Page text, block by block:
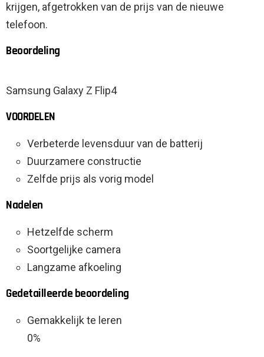
krijgen, afgetrokken van de prijs van de nieuwe
telefoon.
Beoordeling
Samsung Galaxy Z Flip4
VOORDELEN
Verbeterde levensduur van de batterij
Duurzamere constructie
Zelfde prijs als vorig model
Nadelen
Hetzelfde scherm
Soortgelijke camera
Langzame afkoeling
Gedetailleerde beoordeling
Gemakkelijk te leren
0%